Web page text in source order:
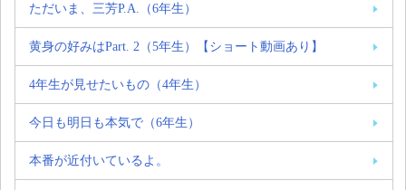
ただいま、三芳P.A.（6年生）
黄身の好みはPart. 2（5年生）【ショート動画あり】
4年生が見せたいもの（4年生）
今日も明日も本気で（6年生）
本番が近付いているよ。